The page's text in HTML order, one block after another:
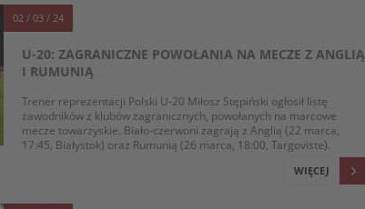
02 / 03 / 24
U-20: ZAGRANICZNE POWOŁANIA NA MECZE Z ANGLIĄ
I RUMUNIĄ
Trener reprezentacji Polski U-20 Miłosz Stępiński ogłosił listę
zawodników z klubów zagranicznych, powołanych na marcowe
mecze towarzyskie. Biało-czerwoni zagrają z Anglią (22 marca,
17:45, Białystok) oraz Rumunią (26 marca, 18:00, Targoviste).
WIĘCEJ